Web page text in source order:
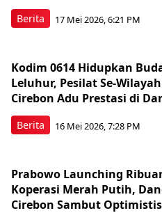
Berita 17 Mei 2026, 6:21 PM
Berita
Kodim 0614 Hidupkan
Leluhur, Pesilat Se-
Cirebon Adu Prestasi di
16 Mei 2026, 7:28 PM
Prabowo Launching
Koperasi Merah Putih,
Cirebon Sambut Optimistis